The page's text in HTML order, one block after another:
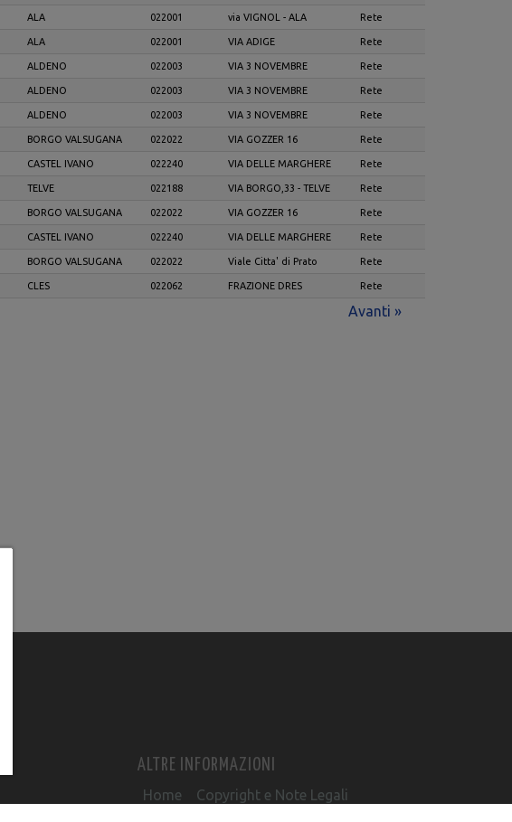
ALA 022001 via VIGNOL - ALA Rete
ALA 022001 VIA ADIGE Rete
ALDENO 022003 VIA 3 NOVEMBRE Rete
ALDENO 022003 VIA 3 NOVEMBRE Rete
ALDENO 022003 VIA 3 NOVEMBRE Rete
BORGO VALSUGANA 022022 VIA GOZZER 16 Rete
CASTEL IVANO 022240 VIA DELLE MARGHERE Rete
TELVE 022188 VIA BORGO,33 - TELVE Rete
BORGO VALSUGANA 022022 VIA GOZZER 16 Rete
CASTEL IVANO 022240 VIA DELLE MARGHERE Rete
BORGO VALSUGANA 022022 Viale Citta' di Prato Rete
CLES 022062 FRAZIONE DRES Rete
Avanti »
ALTRE INFORMAZIONI
Home
Copyright e Note Legali